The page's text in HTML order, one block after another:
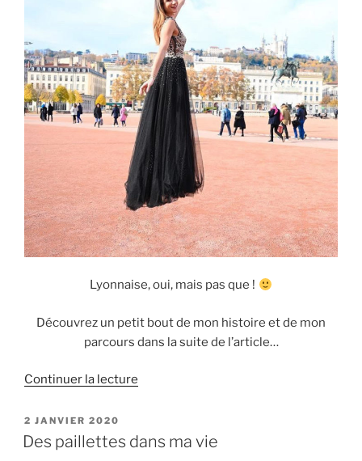
Lyonnaise, oui, mais pas que !
Découvrez un petit bout de mon histoire et de mon
parcours dans la suite de l’article…
Continuer la lecture
PUBLIÉ
LE
2 JANVIER 2020
Des paillettes dans ma vie